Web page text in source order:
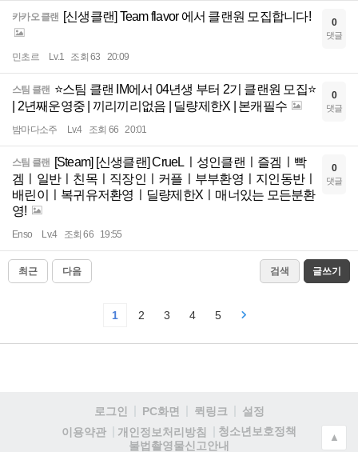
카카오 클랜 [신생클랜] Team flavor 에서 클랜원 모집합니다!
민초르 Lv.1 조회 63 20:09
0
댓글
스팀 클랜 ⭐스팀 클랜 IM에서 04년생 부터 2기 클랜원 모집⭐
| 2년째운영중 | 끼리끼리없음 | 딜량제한X | 본캐필수
밤마다소주 Lv.4 조회 66 20:01
0
댓글
스팀 클랜 [Steam] [신생클랜] CrueLㅣ성인클랜ㅣ즐겜ㅣ빡
겜ㅣ일반ㅣ친목ㅣ직장인ㅣ커플ㅣ부부환영ㅣ지인동반ㅣ
배린이ㅣ복귀유저환영ㅣ딜량제한Xㅣ매너있는 모든분환
영!
Enso Lv.4 조회 66 19:55
0
댓글
최근 다음 검색 글쓰기
1 2 3 4 5
로그인 PC화면 퀵링크
설정
이용약관
개인정보처리방침
청소년보호정책
불법촬영물신고안내
▲